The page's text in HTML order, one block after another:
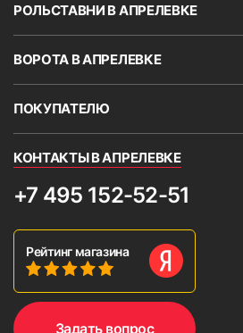
РОЛЬСТАВНИ В АПРЕЛЕВКЕ
ВОРОТА В АПРЕЛЕВКЕ
ПОКУПАТЕЛЮ
КОНТАКТЫ В АПРЕЛЕВКЕ
+7 495 152-52-51
Рейтинг магазина
Задать вопрос